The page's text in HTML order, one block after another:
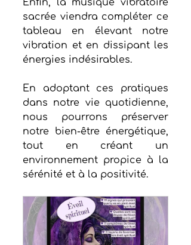
sacrée viendra compléter ce
tableau en élevant notre
vibration et en dissipant les
énergies indésirables.
En adoptant ces pratiques
dans notre vie quotidienne,
nous pourrons préserver
notre bien-être énergétique,
tout en créant un
environnement propice à la
sérénité et à la positivité.